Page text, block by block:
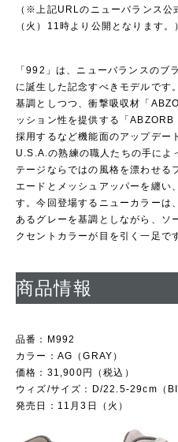
（※上記URLのニューバランス公
（火）11時より公開となります。
「992」は、ニューバランスの
に誕生した記念すべきモデルです
基調としつつ、衝撃吸収材「
ッション性を提供する「
採用するなど機能面のアップデー
U.S.A.の熟練の職人たちの手によ
テージならではの風格を漂わせる
エードとメッシュアッパーを纏い
す。今回登場するニューカラーは
あるグレーを基調としながら、ソ
クセントカラーが目を引く一足
商品情報
品番：M992
カラー：AG（GRAY）
価格：31,900円（税込）
ウィズ/サイズ：D/22.5-29cm（
発売日：11月3日（火）